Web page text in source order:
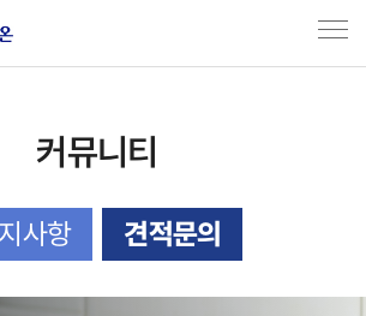
커뮤니티
사항 견적문의